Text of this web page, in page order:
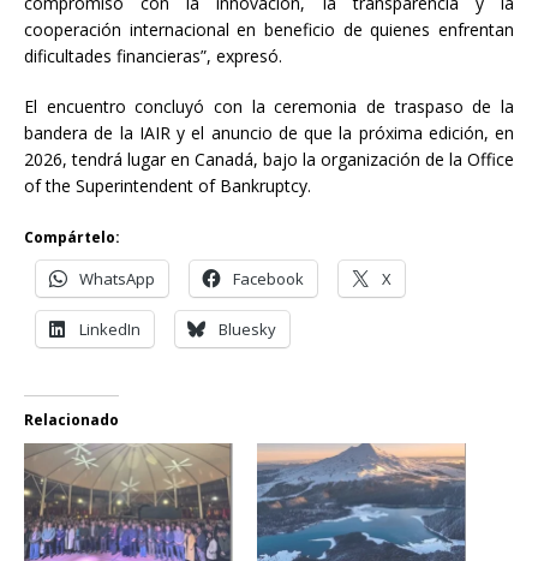
cooperación internacional en beneficio de quienes enfrentan
dificultades financieras”, expresó.
El encuentro concluyó con la ceremonia de traspaso de la
bandera de la IAIR y el anuncio de que la próxima edición, en
2026, tendrá lugar en Canadá, bajo la organización de la Office
of the Superintendent of Bankruptcy.
Compártelo:
WhatsApp Facebook X
LinkedIn Bluesky
Relacionado